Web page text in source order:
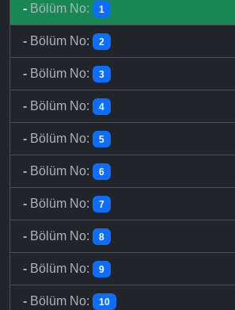
- Bölüm No: 1
- Bölüm No: 2
- Bölüm No: 3
- Bölüm No: 4
- Bölüm No: 5
- Bölüm No: 6
- Bölüm No: 7
- Bölüm No: 8
- Bölüm No: 9
- Bölüm No: 10